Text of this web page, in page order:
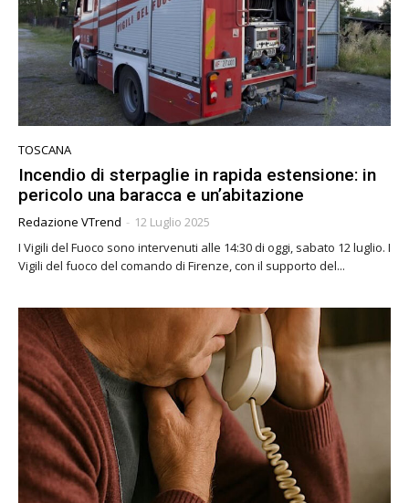
TOSCANA
Incendio di sterpaglie in rapida estensione: in
pericolo una baracca e un’abitazione
Redazione VTrend - 12 Luglio 2025
I Vigili del Fuoco sono intervenuti alle 14:30 di oggi, sabato 12 luglio. I
Vigili del fuoco del comando di Firenze, con il supporto del...